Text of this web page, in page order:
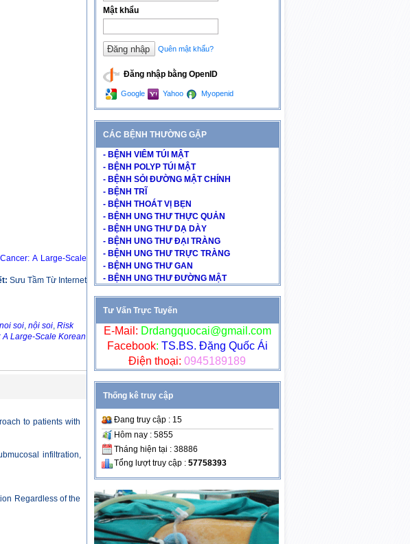
A Large-Scale
Sưu Tầm Từ Internet
noi soi, nội soi, Risk
Large-Scale Korean
to patients with
infiltration,
Regardless of the
Mật khẩu
Quên mật khẩu?
Đăng nhập bằng OpenID
Google Yahoo Myopenid
CÁC BỆNH THƯỜNG GẶP
- BỆNH VIÊM TÚI MẬT
- BỆNH POLYP TÚI MẬT
- BỆNH SỎI ĐƯỜNG MẬT CHÍNH
- BỆNH TRĨ
- BỆNH THOÁT VỊ BẸN
- BỆNH UNG THƯ THỰC QUẢN
- BỆNH UNG THƯ DẠ DÀY
- BỆNH UNG THƯ ĐẠI TRÀNG
- BỆNH UNG THƯ TRỰC TRÀNG
- BỆNH UNG THƯ GAN
- BỆNH UNG THƯ ĐƯỜNG MẬT
Tư Vấn Trực Tuyến
E-Mail: Drdangquocai@gmail.com
Facebook: TS.BS. Đặng Quốc Ái
Điện thoại: 0945189189
Thống kê truy cập
Đang truy cập : 15
Hôm nay : 5855
Tháng hiện tại : 38886
Tổng lượt truy cập : 57758393